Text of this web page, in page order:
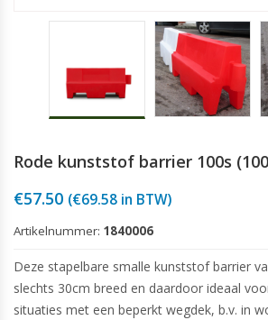
Rode kunststof barrier 100s
€57.50 (€69.58 in BTW)
Artikelnummer: 1840006
Deze stapelbare smalle kunststof barrier
slechts 30cm breed en daardoor ideaal
situaties met een beperkt wegdek, b.v. in